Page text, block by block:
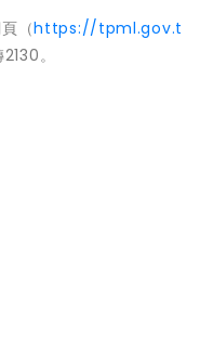
（https://tpml.gov.t
。